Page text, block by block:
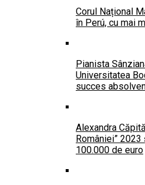
Corul Național
în Perú, cu mai
Pianista
Universitatea
succes
Alexandra
României”
100.000 de euro